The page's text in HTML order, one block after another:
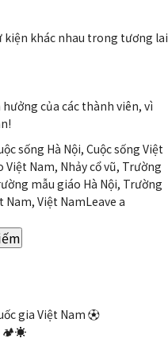
kiện khác nhau trong tương lai
của các thành viên, vì
sống Hà Nội, Cuộc sống Việt
Việt Nam, Nhảy cổ vũ, Trường
mẫu giáo Hà Nội, Trường
Nam, Việt NamLeave a
gia Việt Nam ⚽
🏕️☀️